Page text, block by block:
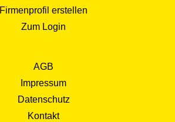
Firmenprofil erstellen
Zum Login
AGB
Impressum
Datenschutz
Kontakt